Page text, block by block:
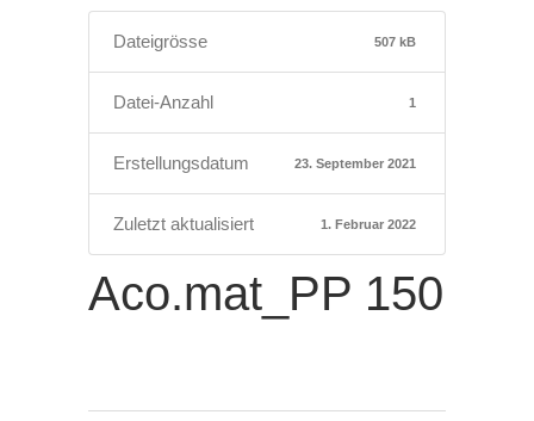
Dateigrösse 507 kB
Datei-Anzahl 1
Erstellungsdatum 23. September 2021
Zuletzt aktualisiert 1. Februar 2022
Aco.mat_PP 150